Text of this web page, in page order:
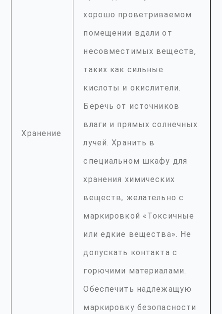
Хранение
хорошо проветриваемом
помещении вдали от
несовместимых веществ,
таких как сильные
кислоты и окислители.
Беречь от источников
влаги и прямых солнечных
лучей. Хранить в
специальном шкафу для
хранения химических
веществ, желательно с
маркировкой «Токсичные
или едкие вещества». Не
допускать контакта с
горючими материалами.
Обеспечить надлежащую
маркировку безопасности